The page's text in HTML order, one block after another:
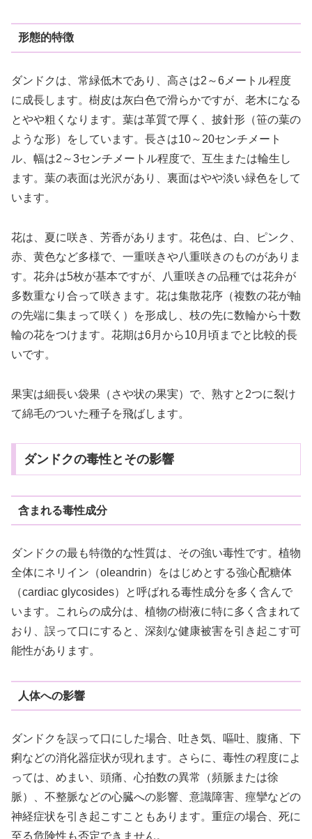
形態的特徴
ダンドクは、常緑低木であり、高さは2～6メートル程度
に成長します。樹皮は灰白色で滑らかですが、老木になる
とやや粗くなります。葉は革質で厚く、披針形（笹の葉の
ような形）をしています。長さは10～20センチメート
ル、幅は2～3センチメートル程度で、互生または輪生し
ます。葉の表面は光沢があり、裏面はやや淡い緑色をして
います。
花は、夏に咲き、芳香があります。花色は、白、ピンク、
赤、黄色など多様で、一重咲きや八重咲きのものがありま
す。花弁は5枚が基本ですが、八重咲きの品種では花弁が
多数重なり合って咲きます。花は集散花序（複数の花が軸
の先端に集まって咲く）を形成し、枝の先に数輪から十数
輪の花をつけます。花期は6月から10月頃までと比較的長
いです。
果実は細長い袋果（さや状の果実）で、熟すと2つに裂け
て綿毛のついた種子を飛ばします。
ダンドクの毒性とその影響
含まれる毒性成分
ダンドクの最も特徴的な性質は、その強い毒性です。植物
全体にネリイン（oleandrin）をはじめとする強心配糖体
（cardiac glycosides）と呼ばれる毒性成分を多く含んで
います。これらの成分は、植物の樹液に特に多く含まれて
おり、誤って口にすると、深刻な健康被害を引き起こす可
能性があります。
人体への影響
ダンドクを誤って口にした場合、吐き気、嘔吐、腹痛、下
痢などの消化器症状が現れます。さらに、毒性の程度によ
っては、めまい、頭痛、心拍数の異常（頻脈または徐
脈）、不整脈などの心臓への影響、意識障害、痙攣などの
神経症状を引き起こすこともあります。重症の場合、死に
至る危険性も否定できません。